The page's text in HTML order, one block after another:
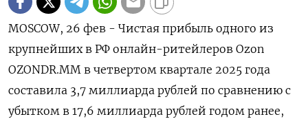
MOSCOW, 26 фев - Чистая прибыль одного из
крупнейших в РФ онлайн-ритейлеров Ozon
OZONDR.MM в четвертом квартале 2025 года
составила 3,7 миллиарда рублей по сравнению с
‌убытком в 17,6 миллиарда рублей годом ранее,